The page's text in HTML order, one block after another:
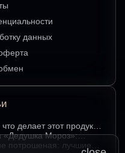
данных
делает этот продукт
«Дедушка Мороз»:
в ярком красном цвете
потрошеная: лучшие